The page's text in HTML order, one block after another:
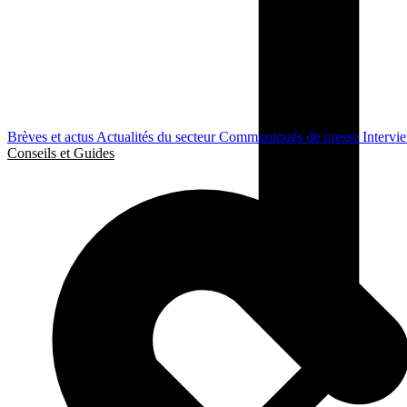
Brèves et actus Actualités du secteurCommuniqués de presse
Conseils et Guides